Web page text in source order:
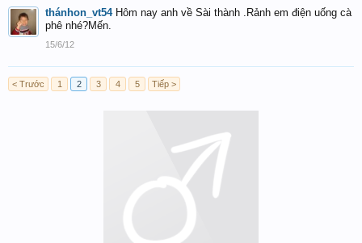
thánhon_vt54 Hôm nay anh về Sài thành .Rảnh em điện uống cà
phê nhé?Mến.
15/6/12
< Trước 1 2 3 4 5 Tiếp >